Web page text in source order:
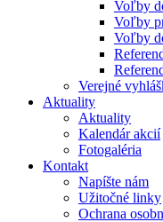
Voľby
Voľby
Voľby
Verejné
Aktuality
Aktuality
Kalendár akcií
Fotogaléria
Kontakt
Napíšte nám
Užitočné linky
Ochrana